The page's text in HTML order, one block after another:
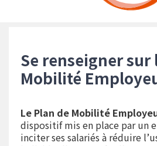
Se renseigner sur
Mobilité
Le Plan de Mobilité
dispositif mis en place par un
inciter ses salariés à réduire